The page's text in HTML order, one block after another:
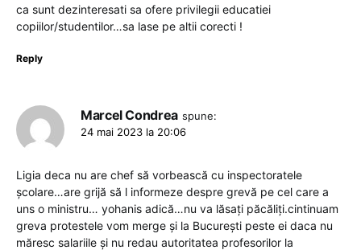
ca sunt dezinteresati sa ofere privilegii educatiei
copiilor/studentilor…sa lase pe altii corecti !
Reply
Marcel Condrea spune:
24 mai 2023 la 20:06
Ligia deca nu are chef să vorbească cu inspectoratele
școlare…are grijă să l informeze despre grevă pe cel care a
uns o ministru… yohanis adică…nu va lăsați păcăliți.cintinuam
greva protestele vom merge și la București peste ei daca nu
măresc salariile și nu redau autoritatea profesorilor la